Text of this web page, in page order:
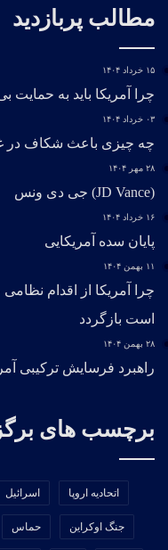
مطالب پربازدید
۱۵ خرداد ۱۴۰۴
چرا آمریکا باید به حمایت
۰۳ خرداد ۱۴۰۴
چه چیزی باعث شکاف
۲۸ مهر ۱۴۰۴
(JD Vance) جی دی ونس
۱۶ خرداد ۱۴۰۴
پایان سده آمریکایی
۱۱ بهمن ۱۴۰۴
چرا آمریکا از اقدام
است بازگردد
۲۸ بهمن ۱۴۰۴
راهبرد فرسایش ترکیبی
برچسب های
اتحادیه اروپا اسرائیل
جنگ اوکراین حماس